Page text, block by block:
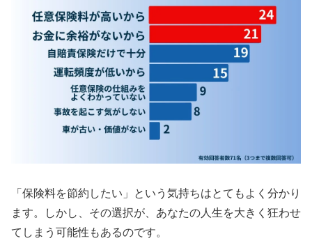
「保険料を節約したい」という気持ちはとてもよく分かり
ます。しかし、その選択が、あなたの人生を大きく狂わせ
てしまう可能性もあるのです。